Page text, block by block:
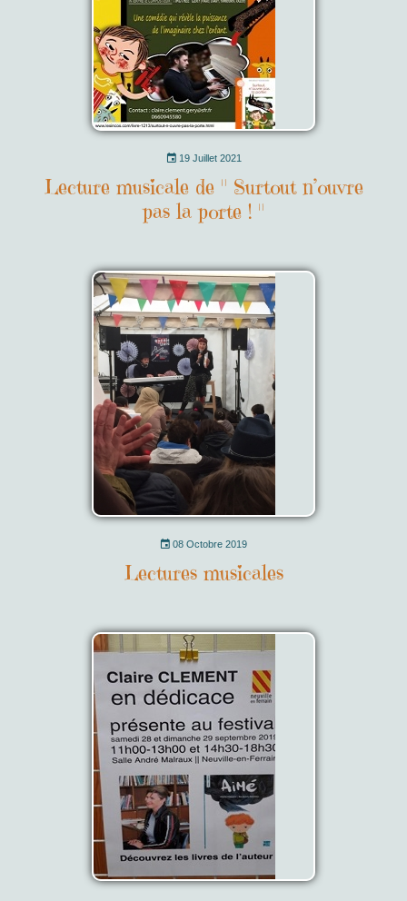
19 Juillet 2021
Lecture musicale de " Surtout n’ouvre
pas la porte ! "
08 Octobre 2019
Lectures musicales